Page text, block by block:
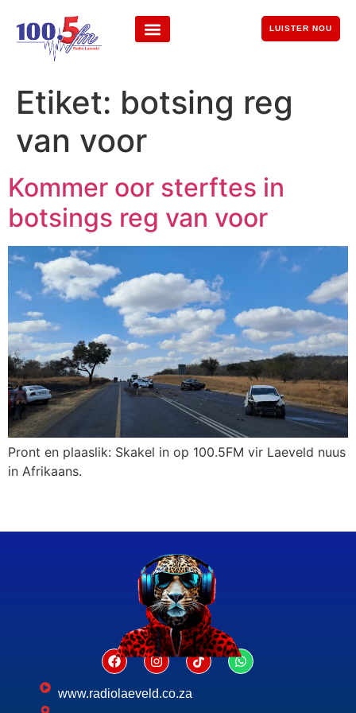
LUISTER NOU
Etiket: botsing reg
van voor
Kommer oor sterftes in
botsings reg van voor
Pront en plaaslik: Skakel in op 100.5FM vir Laeveld nuus
in Afrikaans.
www.radiolaeveld.co.za